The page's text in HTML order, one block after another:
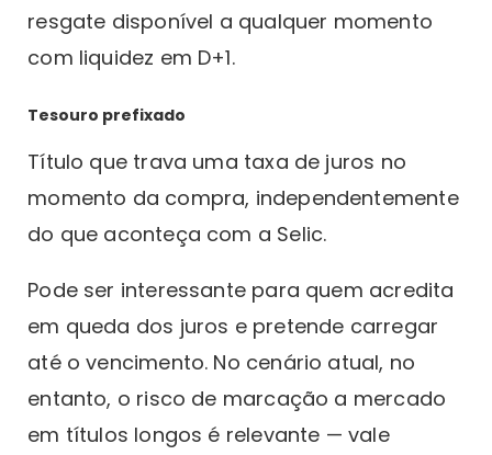
resgate disponível a qualquer momento
com liquidez em D+1.
Tesouro prefixado
Título que trava uma taxa de juros no
momento da compra, independentemente
do que aconteça com a Selic.
Pode ser interessante para quem acredita
em queda dos juros e pretende carregar
até o vencimento. No cenário atual, no
entanto, o risco de marcação a mercado
em títulos longos é relevante — vale